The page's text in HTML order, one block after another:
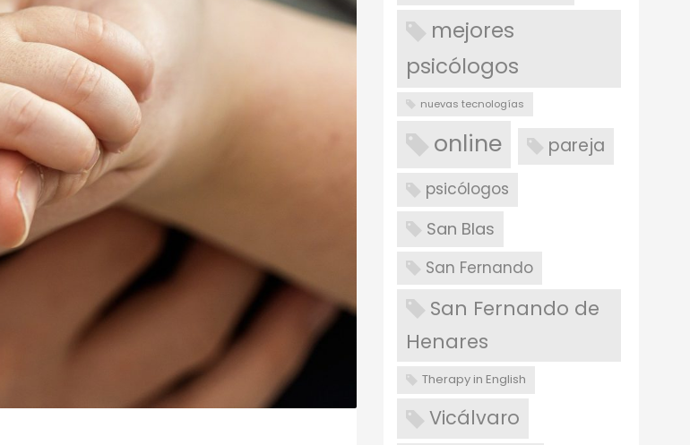
mejores
psicólogos
nuevas tecnologías
online pareja
psicólogos
San Blas
San Fernando
San Fernando de
Henares
Therapy in English
Vicálvaro